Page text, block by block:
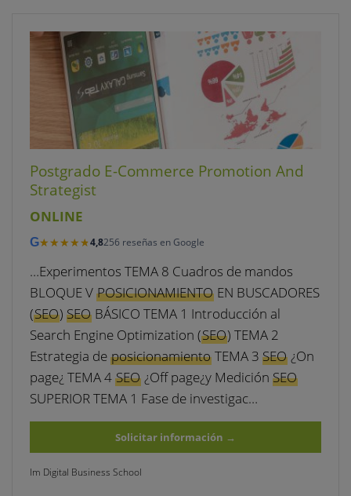
Postgrado E-Commerce Promotion And
Strategist
ONLINE
G★★★★★
★★★★★4,8256 reseñas en Google
…Experimentos TEMA 8 Cuadros de mandos
BLOQUE V POSICIONAMIENTOEN BUSCADORES
(SEO) SEO BÁSICO TEMA 1 Introducción al
Search Engine Optimization (SEO) TEMA 2
Estrategia de posicionamientoTEMA 3 SEO¿On
page¿ TEMA 4 SEO¿Off page¿y Medición SEO
SUPERIOR TEMA 1 Fase de investigac…
Solicitar información →
Im Digital Business School